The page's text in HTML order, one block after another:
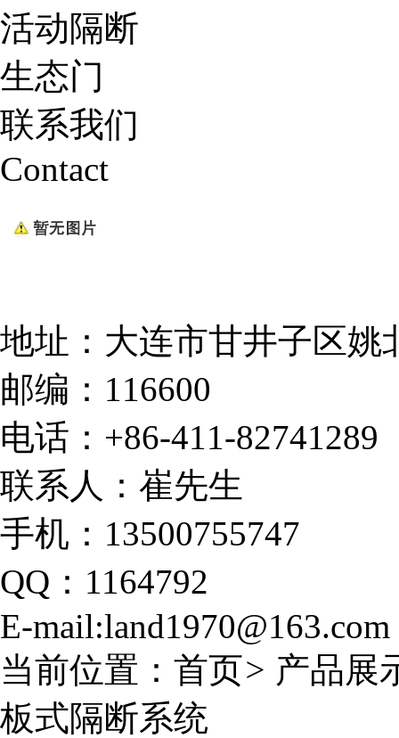
活动隔断
生态门
联系我们
Contact
地址：大连市甘井子区姚
邮编：116600
电话：+86-411-82741289
联系人：崔先生
手机：13500755747
QQ：1164792
E-mail:land1970@163.com
当前位置： 首页> 产品展
板式隔断系统